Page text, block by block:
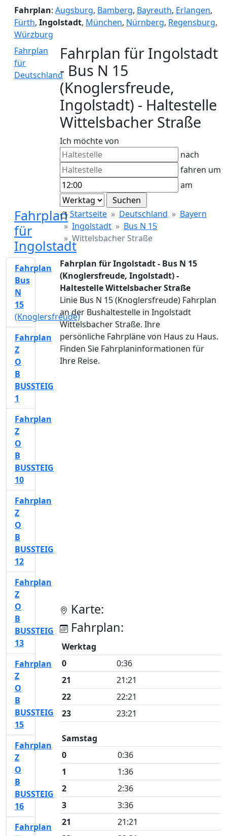
Fahrplan: Augsburg, Bamberg, Bayreuth, Erlangen,
Fürth, Ingolstadt, München, Nürnberg, Regensburg,
Würzburg
Fahrplan
für
Deutschland
Fahrplan für Ingolstadt
- Bus N 15
(Knoglersfreude,
Ingolstadt) - Haltestelle
Wittelsbacher Straße
Ich möchte von
nach
fahren um
am
Fahrplan
für
Ingolstadt
Startseite Deutschland
Bayern
Ingolstadt
Bus N 15
Wittelsbacher Straße
Fahrplan für Ingolstadt - Bus N 15
(Knoglersfreude, Ingolstadt) -
Haltestelle Wittelsbacher Straße
Linie Bus N 15 (Knoglersfreude) Fahrplan
an der Bushaltestelle in Ingolstadt
Wittelsbacher Straße. Ihre
persönliche Fahrpläne von Haus zu Haus.
Finden Sie Fahrplaninformationen für
Ihre Reise.
Karte:
Fahrplan:
Werktag
0
0:36
21
21:21
22
22:21
23
23:21
Samstag
0
0:36
1
1:36
2
2:36
3
3:36
21
21:21
Fahrplan
Bus
N
15
(Knoglersfreude)
Fahrplan
Z
O
B
BUSSTEIG
1
Fahrplan
Z
O
B
BUSSTEIG
10
Fahrplan
Z
O
B
BUSSTEIG
12
Fahrplan
Z
O
B
BUSSTEIG
13
Fahrplan
Z
O
B
BUSSTEIG
15
Fahrplan
Z
O
B
BUSSTEIG
16
Fahrplan